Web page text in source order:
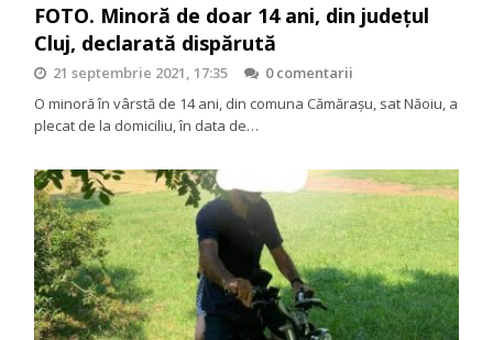
FOTO. Minoră de doar 14 ani, din județul
Cluj, declarată dispărută
21 septembrie 2021, 17:35
0 comentarii
O minoră în vârstă de 14 ani, din comuna Cămărașu, sat Năoiu, a
plecat de la domiciliu, în data de…